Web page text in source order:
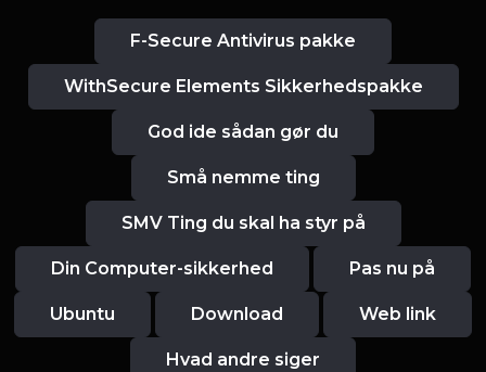
F-Secure Antivirus pakke
WithSecure Elements Sikkerhedspakke
God ide sådan gør du
Små nemme ting
SMV Ting du skal ha styr på
Din Computer-sikkerhed Pas nu på
Ubuntu Download Web link
Hvad andre siger